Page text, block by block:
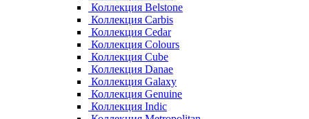
Коллекция Belstone
Коллекция Carbis
Коллекция Cedar
Коллекция Colours
Коллекция Cube
Коллекция Danae
Коллекция Galaxy
Коллекция Genuine
Коллекция Indic